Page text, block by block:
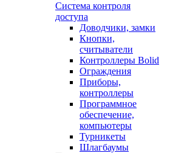
Система контроля
доступа
Доводчики, замки
Кнопки,
считыватели
Контроллеры Bolid
Ограждения
Приборы,
контроллеры
Программное
обеспечение,
компьютеры
Турникеты
Шлагбаумы